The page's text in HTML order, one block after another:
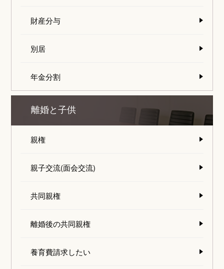
財産分与
別居
年金分割
離婚と子供
親権
親子交流(面会交流)
共同親権
離婚後の共同親権
養育費請求したい